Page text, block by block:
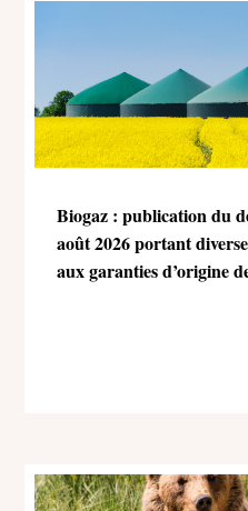
Biogaz : publication du
août 2026 portant
aux garanties d’origine